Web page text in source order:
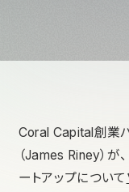
Coral Capital創業
（James Riney）
ートアップについて